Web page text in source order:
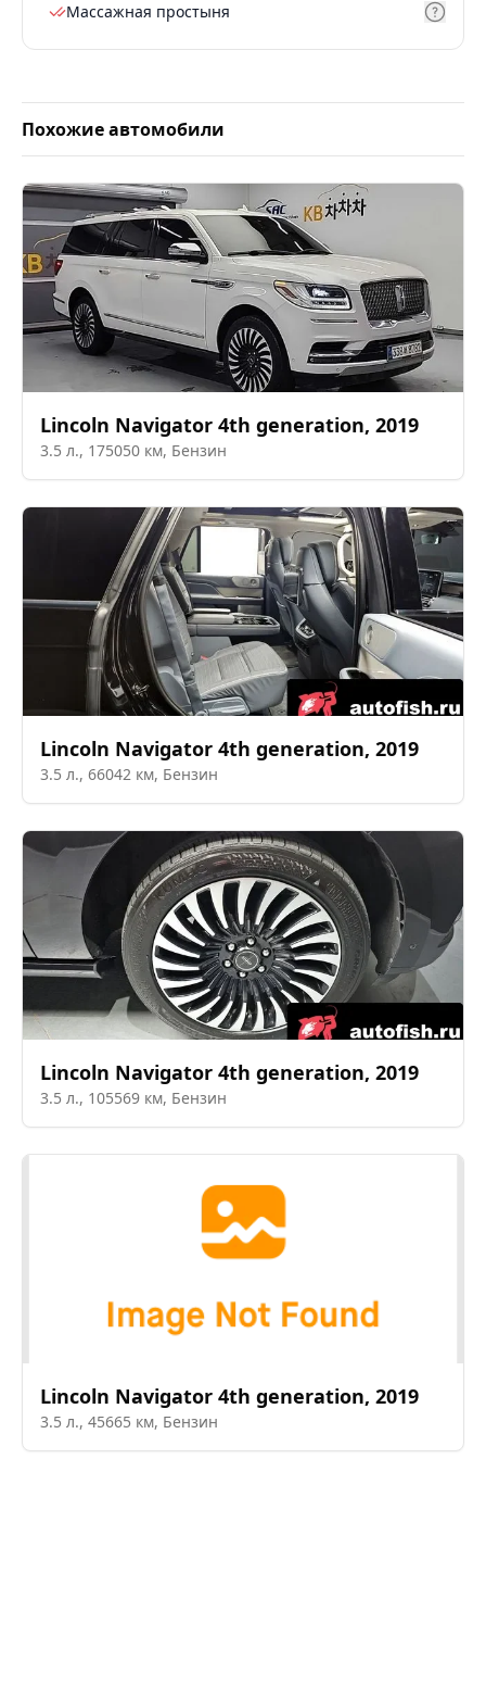
Массажная простыня
Похожие автомобили
Lincoln Navigator 4th generation, 2019
3.5 л., 175050 км, Бензин
Lincoln Navigator 4th generation, 2019
3.5 л., 66042 км, Бензин
Lincoln Navigator 4th generation, 2019
3.5 л., 105569 км, Бензин
Lincoln Navigator 4th generation, 2019
3.5 л., 45665 км, Бензин